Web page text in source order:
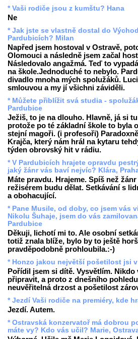
* Vaši rodiče jsou z kumštu? Hana
Ne
* Jak jste se vlastně dostal do
Pardubicích? Milan
Napřed jsem hostoval v Ostravě,
Olomouci a následně jsem začal
Následovalo angažmá. Teď to
na škole.Jednoduché to nebylo.
divadlo mnoha mých spolužáků.
smlouvou a my jí všichni záviděli.
* Můžete přiblížit svá studia -
Pardubice
Ježiš, to je na dlouho. Hlavně, já si
protože po té základní škole to byla
stejní magoři. (i profesoři)
Krajča, který nám hrál na kytaru
týden obrovský hit v rádiu.
* V Pardubicích hrajete opravdu
jaký žánr vás baví nejvíc? Klára,
Máte pravdu. Hrajeme. Spíš než
režisérem budu dělat. Setkávání s
a obohacující.
* Pane Musile, od doby, co jsem vás
Nikolu Šuhaje, jsem do vás
Pardubice
Děkuji, lichotí mi to. Ale osobní
totiž znala blíže, bylo by to ještě
pravděpodobně prohloubila.:-)
* Honzo jakou největší pošetilost jsi
Pořídil jsem si dítě. Vysvětlím.
připravit, a proto z dnešního
neuvěřitelná drzost a pošetilost
* Jezdí Vaši rodiče na premiéry, kde
Jezdí. Autem.
* Ostravská konzervatoř má dobrou
máte vy? Kdo vás učil? Marie,